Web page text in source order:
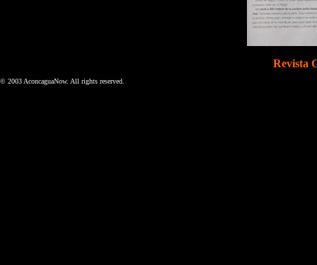
Revista
© 2003 AconcaguaNow. All rights reserved.